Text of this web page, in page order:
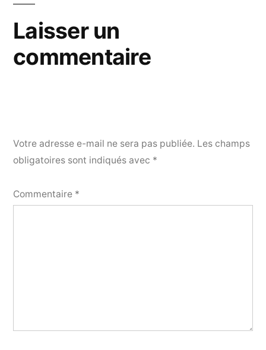
l’article
Laisser un
commentaire
Votre adresse e-mail ne sera pas publiée. Les champs
obligatoires sont indiqués avec *
Commentaire *